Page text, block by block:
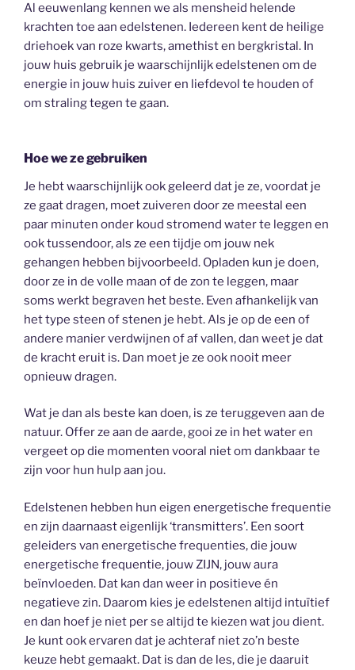
Al eeuwenlang kennen we als mensheid helende
krachten toe aan edelstenen. Iedereen kent de heilige
driehoek van roze kwarts, amethist en bergkristal. In
jouw huis gebruik je waarschijnlijk edelstenen om de
energie in jouw huis zuiver en liefdevol te houden of
om straling tegen te gaan.
Hoe we ze gebruiken
Je hebt waarschijnlijk ook geleerd dat je ze, voordat je
ze gaat dragen, moet zuiveren door ze meestal een
paar minuten onder koud stromend water te leggen en
ook tussendoor, als ze een tijdje om jouw nek
gehangen hebben bijvoorbeeld. Opladen kun je doen,
door ze in de volle maan of de zon te leggen, maar
soms werkt begraven het beste. Even afhankelijk van
het type steen of stenen je hebt. Als je op de een of
andere manier verdwijnen of af vallen, dan weet je dat
de kracht eruit is. Dan moet je ze ook nooit meer
opnieuw dragen.
Wat je dan als beste kan doen, is ze teruggeven aan de
natuur. Offer ze aan de aarde, gooi ze in het water en
vergeet op die momenten vooral niet om dankbaar te
zijn voor hun hulp aan jou.
Edelstenen hebben hun eigen energetische frequentie
en zijn daarnaast eigenlijk ‘transmitters’. Een soort
geleiders van energetische frequenties, die jouw
energetische frequentie, jouw ZIJN, jouw aura
beïnvloeden. Dat kan dan weer in positieve én
negatieve zin. Daarom kies je edelstenen altijd intuïtief
en dan hoef je niet per se altijd te kiezen wat jou dient.
Je kunt ook ervaren dat je achteraf niet zo’n beste
keuze hebt gemaakt. Dat is dan de les, die je daaruit